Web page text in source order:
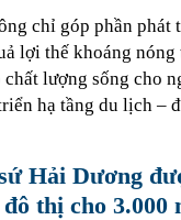
chỉ góp phần phát
lợi thế khoáng
lượng sống cho
hạ tầng du lịch –
Hải Dương
thị cho 3.000